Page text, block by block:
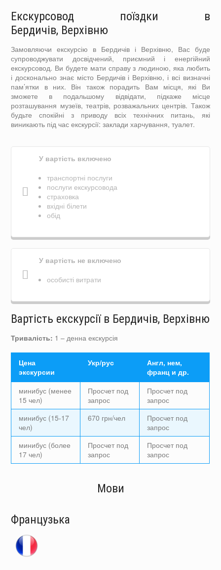
Екскурсовод поїздки в
Бердичів, Верхівню
Замовляючи екскурсію в Бердичів і Верхівню, Вас буде
супроводжувати досвідчений, приємний і енергійний
екскурсовод. Ви будете мати справу з людиною, яка любить
і досконально знає місто Бердичів і Верхівню, і всі визначні
пам’ятки в них. Він також порадить Вам місця, які Ви
зможете в подальшому відвідати, підкаже місце
розташування музеїв, театрів, розважальних центрів. Також
будьте спокійні з приводу всіх технічних питань, які
виникають під час екскурсії: заклади харчування, туалет.
У вартість включено
транспортні послуги
послуги екскурсовода
страховка
вхідні білети
обід
У вартість не включено
особисті витрати
Вартість екскурсії в Бердичів, Верхівню
Тривалість: 1 – денна екскурсія
Цена
экскурсии
Укр/рус
Англ, нем,
франц и др.
минибус (менее
15 чел)
Просчет под
запрос
Просчет под
запрос
минибус (15-17
чел)
670 грн/чел
Просчет под
запрос
минибус (более
17 чел)
Просчет под
запрос
Просчет под
запрос
Мови
Французька